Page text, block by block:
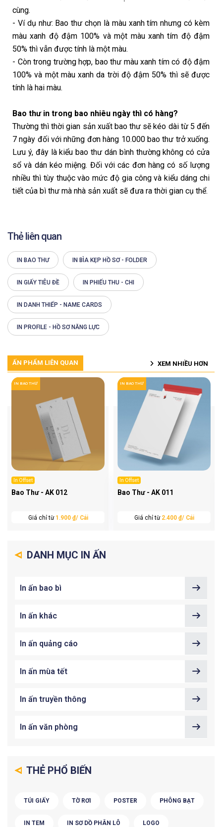
cùng.
- Ví dụ như: Bao thư chọn là màu xanh tím nhưng có kèm
màu xanh độ đậm 100% và một màu xanh tím độ đậm
50% thì vẫn được tính là một màu.
- Còn trong trường hợp, bao thư màu xanh tím có độ đậm
100% và một màu xanh da trời độ đậm 50% thì sẽ được
tính là hai màu.
Bao thư in trong bao nhiêu ngày thì có hàng?
Thường thì thời gian sản xuất bao thư sẽ kéo dài từ 5 đến
7 ngày đối với những đơn hàng 10.000 bao thư trở xuống.
Lưu ý, đây là kiểu bao thư dán bình thường không có cửa
sổ và dán kéo miệng. Đối với các đơn hàng có số lượng
nhiều thì tùy thuộc vào mức độ gia công và kiểu dáng chi
tiết của bì thư mà nhà sản xuất sẽ đưa ra thời gian cụ thể.
Thẻ liên quan
IN BAO THƯ IN BÌA KẸP HỒ SƠ - FOLDER
IN GIẤY TIÊU ĐỀ IN PHIẾU THU - CHI
IN DANH THIẾP - NAME CARDS
IN PROFILE - HỒ SƠ NĂNG LỰC
ẤN PHẨM LIÊN QUAN XEM NHIỀU HƠN
IN BAO THƯ
In Offset
Bao Thư - AK 012
Giá chỉ từ 1.900 ₫/ Cái
IN BAO THƯ
In Offset
Bao Thư - AK 011
Giá chỉ từ 2.400 ₫/ Cái
DANH MỤC IN ẤN
In ấn bao bì
In ấn khác
In ấn quảng cáo
In ấn mùa tết
In ấn truyền thông
In ấn văn phòng
THẺ PHỔ BIẾN
TÚI GIẤY TỜ RƠI POSTER PHÔNG BẠT
IN TEM IN SƠ DỒ PHÂN LÔ LOGO